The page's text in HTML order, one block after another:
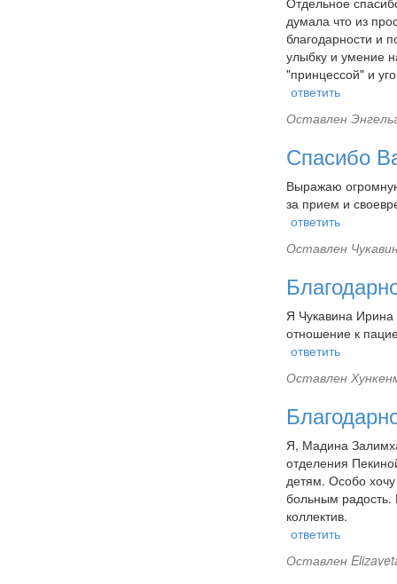
думала что из
благодарности и
улыбку и умение
"принцессой" и
ответить
Оставлен
Спасибо
Выражаю
за прием и
ответить
Оставлен
Я Чукавина
отношение к
ответить
Оставлен
Я, Мадина
отделения
детям. Особо
больным
коллектив.
ответить
Оставлен